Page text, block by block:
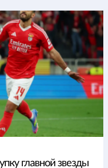
главной звезды